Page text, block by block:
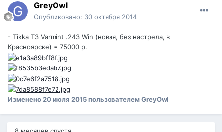
GreyOwl
Опубликовано: 30 октября 2014
- Tikka T3 Varmint .243 Win (новая, без настрела, в
Красноярске) = 75000 р.
Изменено 20 июля 2015пользователем GreyOwl